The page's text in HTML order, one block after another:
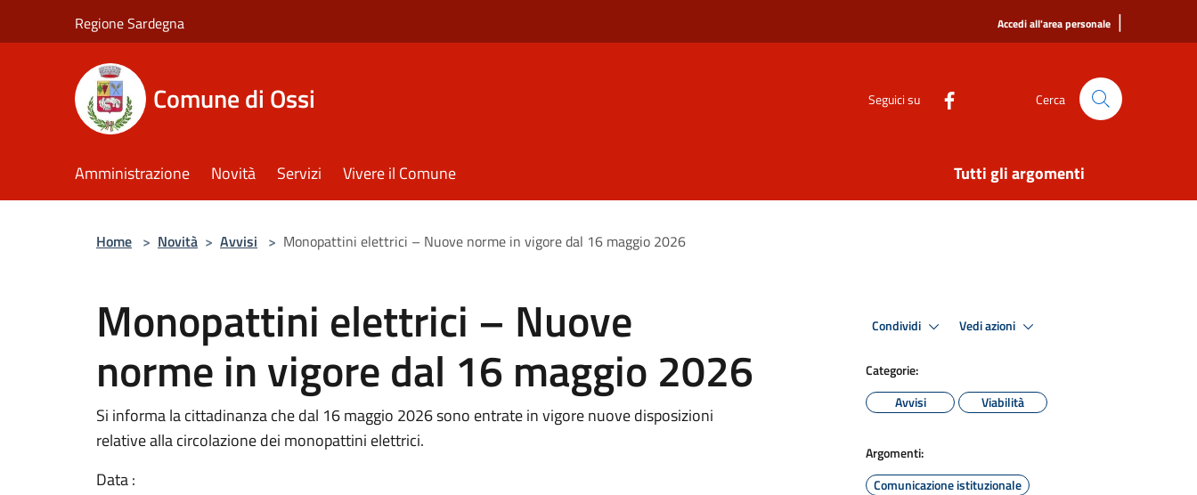
Regione Sardegna Accedi all'area personale |
Comune di Ossi Seguici su Cerca
Amministrazione Novità Servizi Vivere il Comune Tutti gli argomenti
Home > Novità > Avvisi > Monopattini elettrici – Nuove norme in vigore dal 16 maggio 2026
Monopattini elettrici – Nuove
norme in vigore dal 16 maggio 2026
Si informa la cittadinanza che dal 16 maggio 2026 sono entrate in vigore nuove disposizioni
relative alla circolazione dei monopattini elettrici.
Data :
Condividi Vedi azioni
Categorie:
Avvisi
Viabilità
Argomenti:
Comunicazione istituzionale